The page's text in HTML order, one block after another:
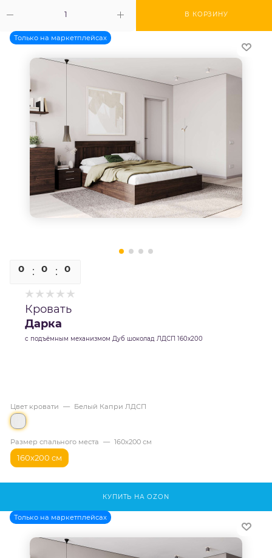
В КОРЗИНУ
Только на маркетплейсах
0 0 0
Кровать
Дарка
с подъёмным механизмом Дуб шоколад ЛДСП 160х200
КУПИТЬ НА OZON
Цвет кровати — Белый Капри ЛДСП
Размер спального места — 160х200 см
160х200 см
Только на маркетплейсах